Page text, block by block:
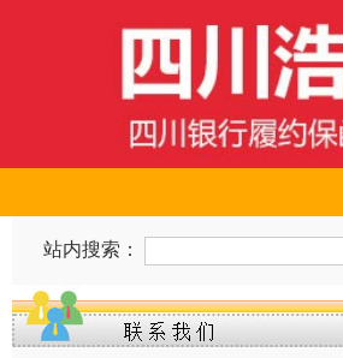
站内搜索：